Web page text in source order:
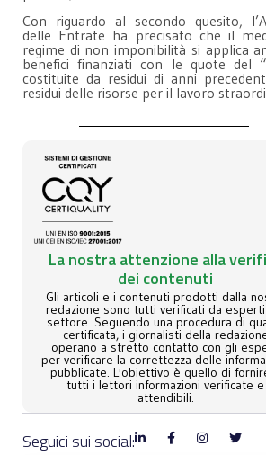
Con riguardo al secondo quesito,
delle Entrate ha precisato che il
regime di non imponibilità si applica
benefici finanziati con le quote del “
costituite da residui di anni
residui delle risorse per il lavoro
La nostra attenzione alla
dei contenuti
Gli articoli e i contenuti prodotti dalla
redazione sono tutti verificati da
settore. Seguendo una procedura di
certificata, i giornalisti della
operano a stretto contatto con gli
per verificare la correttezza delle
pubblicate. L'obiettivo è quello di
tutti i lettori informazioni verificate e
attendibili.
Seguici sui social: